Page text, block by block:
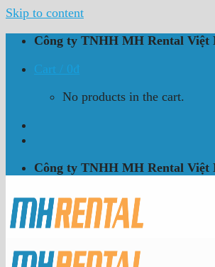
Skip to content
Công ty TNHH MH Rental Việt
Cart / 0₫
No products in the cart.
Công ty TNHH MH Rental Việt